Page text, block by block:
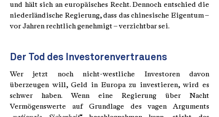
und hält sich an europäisches Recht. Dennoch entschied die
niederländische Regierung, dass das chinesische Eigentum –
vor Jahren rechtlich genehmigt – verzichtbar sei.
Der Tod des Investorenvertrauens
Wer jetzt noch nicht-westliche Investoren davon
überzeugen will, Geld in Europa zu investieren, wird es
schwer haben. Wenn eine Regierung über Nacht
Vermögenswerte auf Grundlage des vagen Arguments